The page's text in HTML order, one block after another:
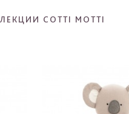
COTTI MOTTI